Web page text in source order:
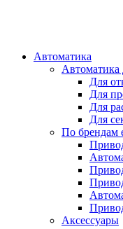
Автоматика
Автоматика
Для
Для
Для
Для
По брендам
Аксессуары